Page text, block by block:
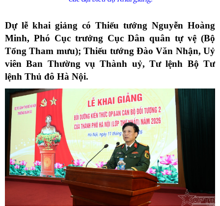
Dự lễ khai giảng có Thiếu tướng Nguyễn Hoàng
Minh, Phó Cục trưởng Cục Dân quân tự vệ (Bộ
Tổng Tham mưu); Thiếu tướng Đào Văn Nhận, Uỷ
viên Ban Thường vụ Thành uỷ, Tư lệnh Bộ Tư
lệnh Thủ đô Hà Nội.